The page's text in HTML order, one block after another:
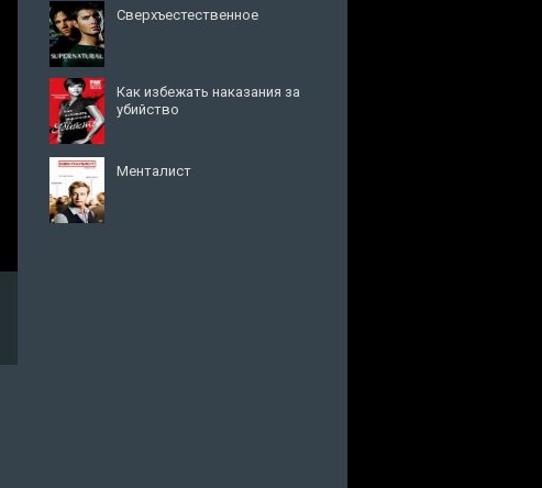
Сверхъестественное
Как избежать наказания за
убийство
Менталист